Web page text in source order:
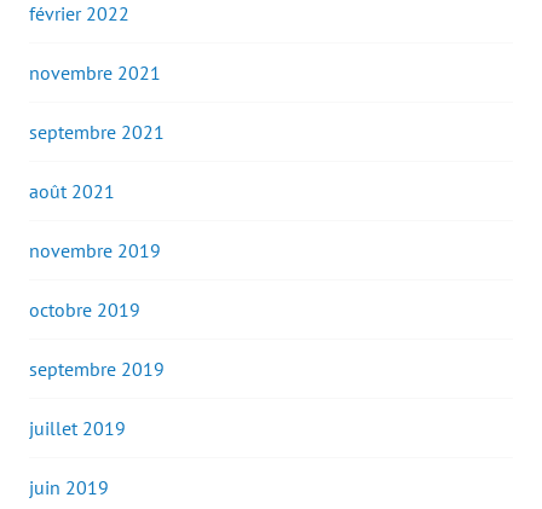
février 2022
novembre 2021
septembre 2021
août 2021
novembre 2019
octobre 2019
septembre 2019
juillet 2019
juin 2019